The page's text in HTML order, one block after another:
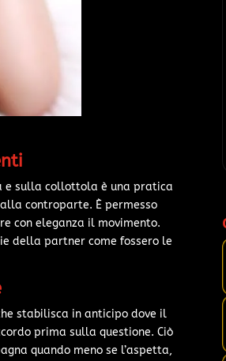
e sulla collottola è una pratica
controparte. È permesso
con eleganza il movimento.
della partner come fossero le
stabilisca in anticipo dove il
prima sulla questione. Ciò
quando meno se l’aspetta,